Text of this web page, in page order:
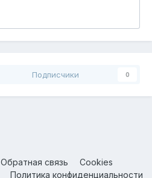
Подписчики 0
Обратная связь
Cookies
Политика конфиденциальности